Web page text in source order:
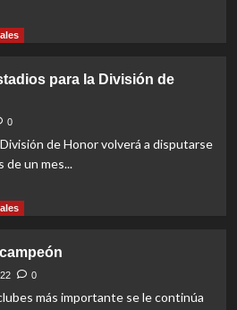
para la División de
0
de Honor volverá a disputarse
de un mes...
0
más importante se le continúa